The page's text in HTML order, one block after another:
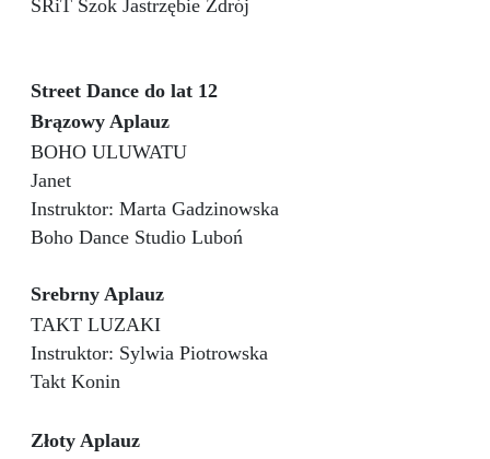
SRiT Szok Jastrzębie Zdrój
Street Dance do lat 12
Brązowy Aplauz
BOHO ULUWATU
Janet
Instruktor: Marta Gadzinowska
Boho Dance Studio Luboń
Srebrny Aplauz
TAKT LUZAKI
Instruktor: Sylwia Piotrowska
Takt Konin
Złoty Aplauz